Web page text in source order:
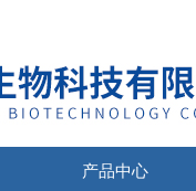
产品中心